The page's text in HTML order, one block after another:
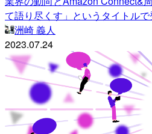
て語り尽くす」というタイトル
洲崎 義人
2023.07.24